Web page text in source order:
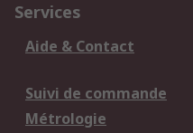
Services
Aide & Contact
Suivi de commande
Métrologie